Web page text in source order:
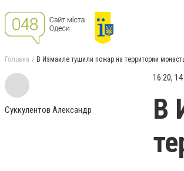
Головна В Измаиле тушили пожар на территории
Суккулентов Александр
16:20,
В